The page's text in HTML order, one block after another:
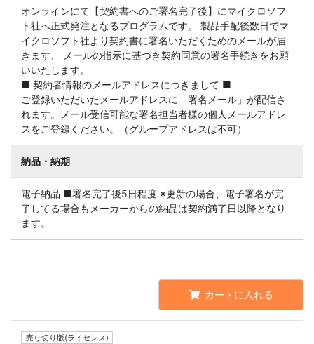
オンラインにて【契約書へのご署名完了後】にマイクロソフ
ト社へ正式発注となるプログラムです。 製品手配後数日でマ
イクロソフト社より契約書に署名いただくためのメールが届
きます、 メールの指示に基づき契約同意の署名手続きをお願
いいたします。
■ 契約者情報のメールアドレスにつきまして ■
ご登録いただいたメールアドレスに「署名メール」が配信さ
れます。メール受信可能な署名担当者様の個人メールアドレ
スをご登録ください。（グループアドレスは不可）
納品・納期
電子納品 ■署名完了後5日程度 ※更新の場合、電子署名が完
了してる場合もメーカーからの納品は契約満了日以降となり
ます。
カートに入れる
売り切り版(ライセンス)